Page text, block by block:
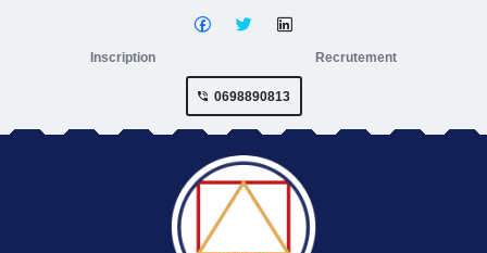
Inscription Recrutement
0698890813